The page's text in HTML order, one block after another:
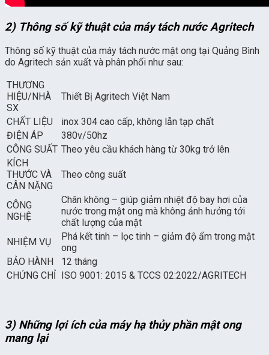
2) Thông số kỹ thuật của máy tách nước Agritech
Thông số kỹ thuật của máy tách nước mật ong tại Quảng Bình
do Agritech sản xuất và phân phối như sau:
THƯƠNG
HIỆU/NHÀ
SX
Thiết Bị Agritech Việt Nam
CHẤT LIỆU
inox 304 cao cấp, không lẫn tạp chất
ĐIỆN ÁP
380v/50hz
CÔNG SUẤT Theo yêu cầu khách hàng từ 30kg trở lên
KÍCH
THƯỚC VÀ
CÂN NẶNG
Theo công suất
CÔNG
NGHỆ
Chân không – giúp giảm nhiệt độ bay hơi của
nước trong mật ong mà không ảnh hưởng tới
chất lượng của mật
NHIỆM VỤ
Phá kết tinh – lọc tinh – giảm độ ẩm trong mật
ong
BẢO HÀNH
12 tháng
CHỨNG CHỈ ISO 9001: 2015 & TCCS 02:2022/AGRITECH
3) Những lợi ích của máy hạ thủy phần mật ong
mang lại